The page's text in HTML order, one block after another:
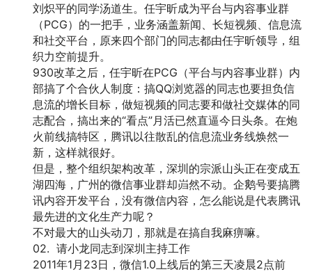
刘炽平的同学汤道生。任宇昕成为平台与内容事业群
（PCG）的一把手，业务涵盖新闻、长短视频、信息流
和社交平台，原来四个部门的同志都由任宇昕领导，组
织力空前提升。
930改革之后，任宇昕在PCG（平台与内容事业群）内
部搞了个合伙人制度：搞QQ浏览器的同志也要担负信
息流的增长目标，做短视频的同志要和做社交媒体的同
志配合，搞出来的“看点”月活已然直逼今日头条。在炮
火前线搞特区，腾讯以往散乱的信息流业务线焕然一
新，这样就很好。
但是，整个组织架构改革，深圳的宗派山头正在变成五
湖四海，广州的微信事业群却岿然不动。企鹅号要搞腾
讯内容开发平台，没有微信内容，怎么能说是代表腾讯
最先进的文化生产力呢？
不对最大的山头动刀，那就是在搞自我麻痹嘛。
02. 请小龙同志到深圳主持工作
2011年1月23日，微信1.0上线后的第三天凌晨2点前